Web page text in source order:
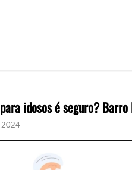
idosos é seguro?
2024